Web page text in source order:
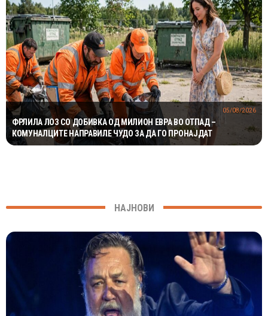
ФРЛИЛА ЛОЗ СО ДОБИВКА ОД МИЛИОН ЕВРА ВО ОТПАД –
КОМУНАЛЦИТЕ НАПРАВИЛЕ ЧУДО ЗА ДА ГО ПРОНАЈДАТ
05/08/2026
НАЈНОВИ